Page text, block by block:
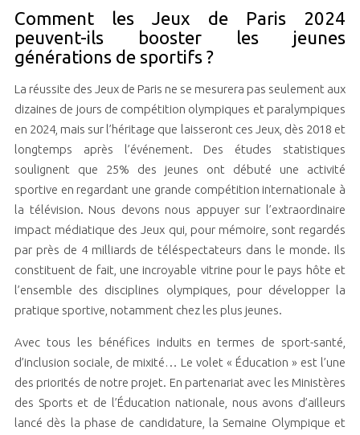
Comment les Jeux de Paris 2024
peuvent-ils booster les jeunes
générations de sportifs ?
La réussite des Jeux de Paris ne se mesurera pas seulement aux
dizaines de jours de compétition olympiques et paralympiques
en 2024, mais sur l’héritage que laisseront ces Jeux, dès 2018 et
longtemps après l’événement. Des études statistiques
soulignent que 25% des jeunes ont débuté une activité
sportive en regardant une grande compétition internationale à
la télévision. Nous devons nous appuyer sur l’extraordinaire
impact médiatique des Jeux qui, pour mémoire, sont regardés
par près de 4 milliards de téléspectateurs dans le monde. Ils
constituent de fait, une incroyable vitrine pour le pays hôte et
l’ensemble des disciplines olympiques, pour développer la
pratique sportive, notamment chez les plus jeunes.
Avec tous les bénéfices induits en termes de sport-santé,
d’inclusion sociale, de mixité… Le volet « Éducation » est l’une
des priorités de notre projet. En partenariat avec les Ministères
des Sports et de l’Éducation nationale, nous avons d’ailleurs
lancé dès la phase de candidature, la Semaine Olympique et